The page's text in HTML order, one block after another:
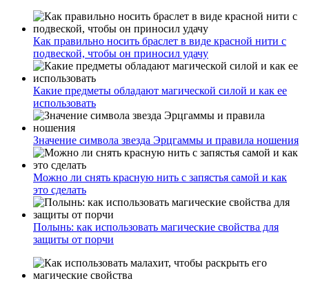
Как правильно носить браслет в виде красной нити с
подвеской, чтобы он приносил удачу
Какие предметы обладают магической силой и как ее
использовать
Значение символа звезда Эрцгаммы и правила ношения
Можно ли снять красную нить с запястья самой и как
это сделать
Полынь: как использовать магические свойства для
защиты от порчи